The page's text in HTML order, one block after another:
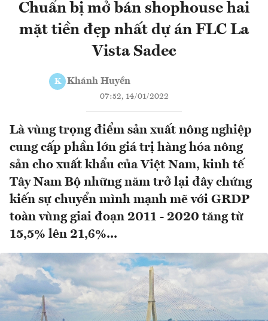
Chuẩn bị mở bán shophouse hai
mặt tiền đẹp nhất dự án FLC La
Vista Sadec
K Khánh Huyền
07:52, 14/01/2022
Là vùng trọng điểm sản xuất nông nghiệp
cung cấp phần lớn giá trị hàng hóa nông
sản cho xuất khẩu của Việt Nam, kinh tế
Tây Nam Bộ những năm trở lại đây chứng
kiến sự chuyển mình mạnh mẽ với GRDP
toàn vùng giai đoạn 2011 - 2020 tăng từ
15,5% lên 21,6%...